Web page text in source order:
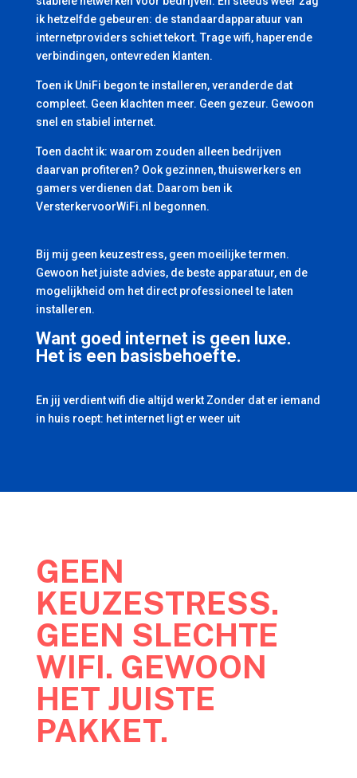
ik hetzelfde gebeuren: de standaardapparatuur van
internetproviders schiet tekort. Trage wifi, haperende
verbindingen, ontevreden klanten.
Toen ik UniFi begon te installeren, veranderde dat
compleet. Geen klachten meer. Geen gezeur. Gewoon
snel en stabiel internet.
Toen dacht ik: waarom zouden alleen bedrijven
daarvan profiteren? Ook gezinnen, thuiswerkers en
gamers verdienen dat. Daarom ben ik
VersterkervoorWiFi.nl begonnen.
Bij mij geen keuzestress, geen moeilijke termen.
Gewoon het juiste advies, de beste apparatuur, en de
mogelijkheid om het direct professioneel te laten
installeren.
Want goed internet is geen luxe.
Het is een basisbehoefte.
En jij verdient wifi die altijd werkt Zonder dat er iemand
in huis roept: het internet ligt er weer uit
GEEN
KEUZESTRESS.
GEEN SLECHTE
WIFI. GEWOON
HET JUISTE
PAKKET.